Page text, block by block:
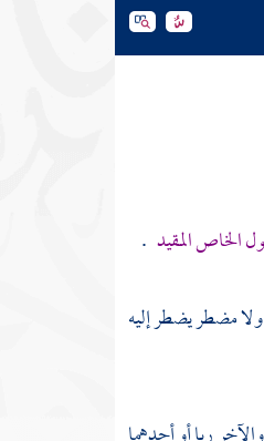
الخاص المقيد .
مضطر يضطر إليه